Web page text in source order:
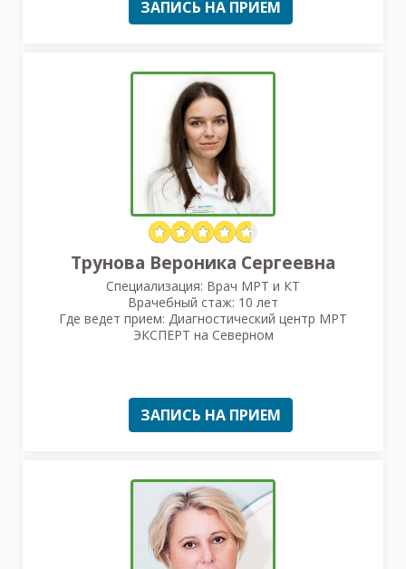
ЗАПИСЬ НА ПРИЕМ
Трунова Вероника Сергеевна
Специализация: Врач МРТ и КТ
Врачебный стаж: 10 лет
Где ведет прием: Диагностический центр МРТ
ЭКСПЕРТ на Северном
ЗАПИСЬ НА ПРИЕМ